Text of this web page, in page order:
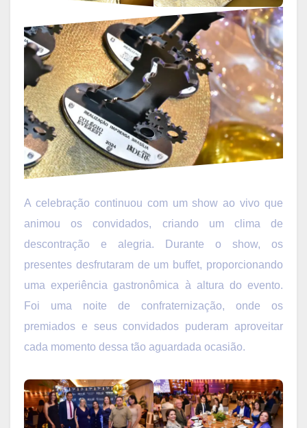
A celebração continuou com um show ao vivo que
animou os convidados, criando um clima de
descontração e alegria. Durante o show, os
presentes desfrutaram de um buffet, proporcionando
uma experiência gastronômica à altura do evento.
Foi uma noite de confraternização, onde os
premiados e seus convidados puderam aproveitar
cada momento dessa tão aguardada ocasião.